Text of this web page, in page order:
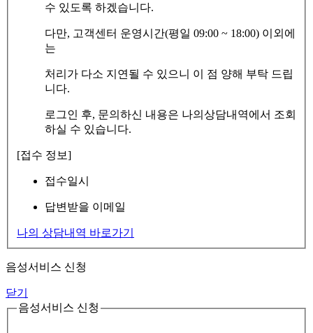
수 있도록 하겠습니다.
다만, 고객센터 운영시간(평일 09:00 ~ 18:00) 이외에
는
처리가 다소 지연될 수 있으니 이 점 양해 부탁 드립
니다.
로그인 후, 문의하신 내용은 나의상담내역에서 조회
하실 수 있습니다.
[접수 정보]
접수일시
답변받을 이메일
나의 상담내역 바로가기
음성서비스 신청
닫기
음성서비스 신청